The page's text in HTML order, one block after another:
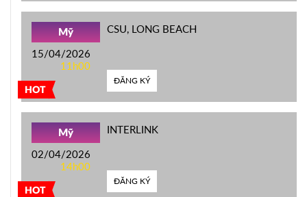
HOT
Mỹ
15/04/2026
11h00
CSU, LONG BEACH
ĐĂNG KÝ
HOT
Mỹ
02/04/2026
14h00
INTERLINK
ĐĂNG KÝ